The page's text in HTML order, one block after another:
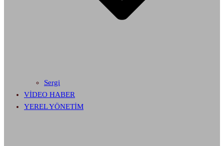
Sergi
VİDEO HABER
YEREL YÖNETİM